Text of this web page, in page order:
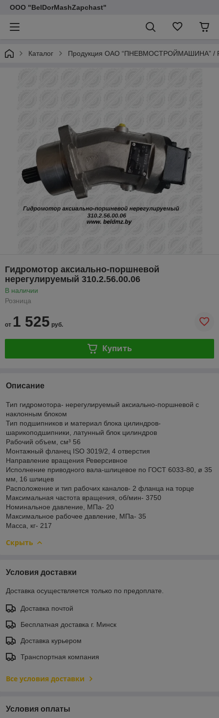
ООО "BelDorMashZapchast"
Каталог Продукция ОАО “ПНЕВМОСТРОЙМАШИНА” /
Гидромотор аксиально-поршневой
нерегулируемый 310.2.56.00.06
В наличии
Розница
от 1 525 руб.
Купить
Описание
Тип гидромотора- нерегулируемый аксиально-поршневой с
наклонным блоком
Тип подшипников и материал блока цилиндров-
шарикоподшипники, латунный блок цилиндров
Рабочий объем, см³ 56
Монтажный фланец ISO 3019/2, 4 отверстия
Направление вращения Реверсивное
Исполнение приводного вала-шлицевое по ГОСТ 6033-80, ø 35
мм, 16 шлицев
Расположение и тип рабочих каналов- 2 фланца на торце
Максимальная частота вращения, об/мин- 3750
Номинальное давление, МПа- 20
Максимальное рабочее давление, МПа- 35
Масса, кг- 217
Скрыть
Условия доставки
Доставка осуществляется только по предоплате.
Доставка почтой
Бесплатная доставка г. Минск
Доставка курьером
Транспортная компания
Все условия доставки
Условия оплаты